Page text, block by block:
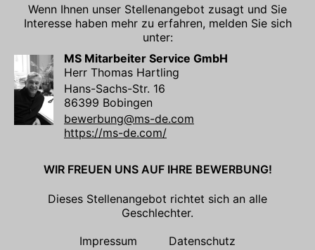
Wenn Ihnen unser Stellenangebot zusagt und Sie
Interesse haben mehr zu erfahren, melden Sie sich
unter:
MS Mitarbeiter Service GmbH
Herr Thomas Hartling
Hans-Sachs-Str. 16
86399 Bobingen
bewerbung@ms-de.com
https://ms-de.com/
WIR FREUEN UNS AUF IHRE BEWERBUNG!
Dieses Stellenangebot richtet sich an alle
Geschlechter.
Impressum
Datenschutz